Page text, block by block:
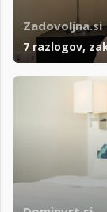
Zadovoljna.si
7 razlogov,